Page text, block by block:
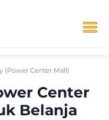
(Power Center Mall)
Center
Belanja